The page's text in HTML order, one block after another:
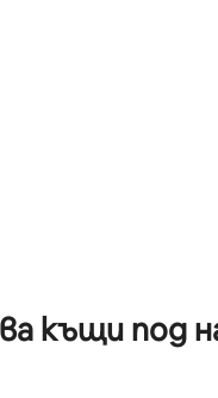
къщи под